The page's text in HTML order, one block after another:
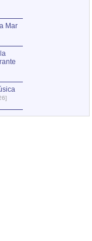
Mar